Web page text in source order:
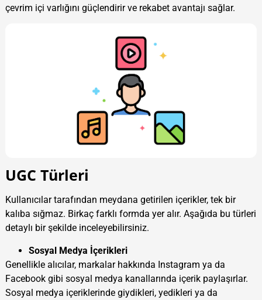
çevrim içi varlığını güçlendirir ve rekabet avantajı sağlar.
UGC Türleri
Kullanıcılar tarafından meydana getirilen içerikler, tek bir
kalıba sığmaz. Birkaç farklı formda yer alır. Aşağıda bu türleri
detaylı bir şekilde inceleyebilirsiniz.
Sosyal Medya İçerikleri
Genellikle alıcılar, markalar hakkında Instagram ya da
Facebook gibi sosyal medya kanallarında içerik paylaşırlar.
Sosyal medya içeriklerinde giydikleri, yedikleri ya da